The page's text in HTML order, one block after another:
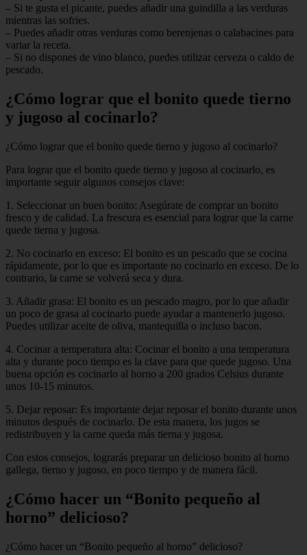
– Si te gusta el picante, puedes añadir una guindilla a las verduras
mientras las sofries.
– Puedes añadir otras verduras como berenjenas o calabacines para
variar la receta.
– Si no dispones de vino blanco, puedes utilizar cerveza o caldo de
pescado.
¿Cómo lograr que el bonito quede tierno
y jugoso al cocinarlo?
¿Cómo lograr que el bonito quede tierno y jugoso al cocinarlo?
Para lograr que el bonito quede tierno y jugoso al cocinarlo, es
importante seguir algunos consejos clave:
1. Seleccionar un buen bonito: Asegúrate de comprar un bonito
fresco y de calidad. La frescura es esencial para lograr que la carne
quede tierna y jugosa.
2. No cocinarlo en exceso: El bonito es un pescado que se cocina
rápidamente, por lo que es importante no cocinarlo en exceso. De lo
contrario, la carne se volverá seca y dura.
3. Añadir grasa: El bonito es un pescado magro, por lo que añadir
un poco de grasa al cocinarlo puede ayudar a mantenerlo jugoso.
Puedes utilizar aceite de oliva, mantequilla o incluso bacon.
4. Cocinar a temperatura alta: Cocinar el bonito a una temperatura
alta y durante poco tiempo es la clave para que quede jugoso. Una
buena opción es cocinarlo al horno a 200 grados Celsius durante
unos 10-15 minutos.
5. Dejar reposar: Es importante dejar reposar el bonito durante unos
minutos después de cocinarlo. De esta manera, los jugos se
redistribuyen y la carne queda más tierna y jugosa.
Con estos consejos, lograrás preparar un delicioso bonito al horno
gallega, tierno y jugoso, en poco tiempo y de manera fácil.
¿Cómo hacer un “Bonito pequeño al
horno” delicioso?
¿Cómo hacer un “Bonito pequeño al horno” delicioso?